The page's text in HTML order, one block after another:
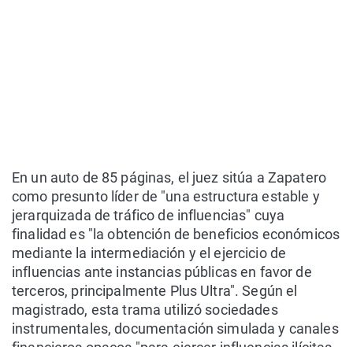
En un auto de 85 páginas, el juez sitúa a Zapatero
como presunto líder de "una estructura estable y
jerarquizada de tráfico de influencias" cuya
finalidad es "la obtención de beneficios económicos
mediante la intermediación y el ejercicio de
influencias ante instancias públicas en favor de
terceros, principalmente Plus Ultra". Según el
magistrado, esta trama utilizó sociedades
instrumentales, documentación simulada y canales